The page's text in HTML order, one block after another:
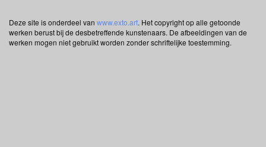
Deze site is onderdeel van www.exto.art. Het copyright op alle getoonde
werken berust bij de desbetreffende kunstenaars. De afbeeldingen van de
werken mogen niet gebruikt worden zonder schriftelijke toestemming.